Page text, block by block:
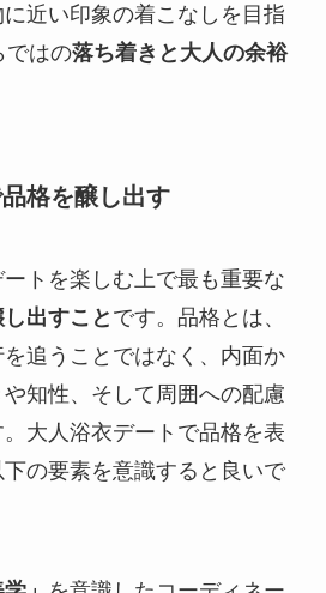
近い印象の着こなしを目指
ではの落ち着きと大人の余裕
格を醸し出す
トを楽しむ上で最も重要な
し出すこと です。品格とは、
追うことではなく、内面か
知性、そして周囲への配慮
大人浴衣デートで品格を表
の要素を意識すると良いで